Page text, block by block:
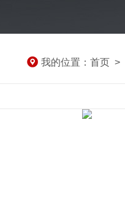
我的位置： 首页 >